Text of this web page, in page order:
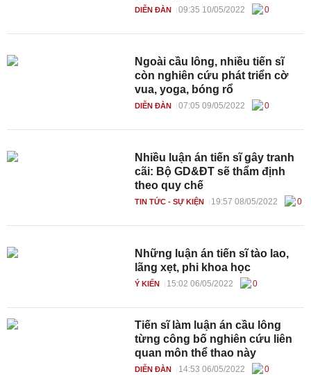
DIỄN ĐÀN 09:35 10/05/2022 0
Ngoài cầu lông, nhiều tiến sĩ
còn nghiên cứu phát triển cờ
vua, yoga, bóng rổ
DIỄN ĐÀN 07:05 09/05/2022 0
Nhiều luận án tiến sĩ gây tranh
cãi: Bộ GD&ĐT sẽ thẩm định
theo quy chế
TIN TỨC - SỰ KIỆN 19:57 08/05/2022 0
Những luận án tiến sĩ tào lao,
lãng xẹt, phi khoa học
Ý KIẾN 15:02 06/05/2022 0
Tiến sĩ làm luận án cầu lông
từng công bố nghiên cứu liên
quan môn thể thao này
DIỄN ĐÀN 14:53 06/05/2022 0